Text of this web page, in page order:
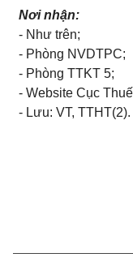
Nơi nhận:
- Như trên;
- Phòng NVDTPC;
- Phòng TTKT 5;
- Website Cục
- Lưu: VT, TTHT(2).